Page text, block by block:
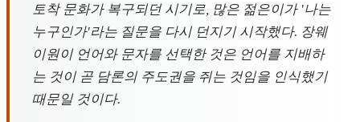
토착 문화가 복구되던 시기로, 많은 젊은이가 '나는
누구인가'라는 질문을 다시 던지기 시작했다. 장웨
이원이 언어와 문자를 선택한 것은 언어를 지배하
는 것이 곧 담론의 주도권을 쥐는 것임을 인식했기
때문일 것이다.